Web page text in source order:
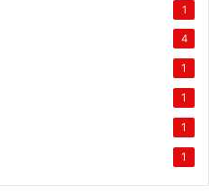
1
4
1
1
1
1